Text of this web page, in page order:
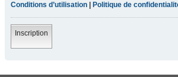
Conditions d’utilisation Politique de
Inscription